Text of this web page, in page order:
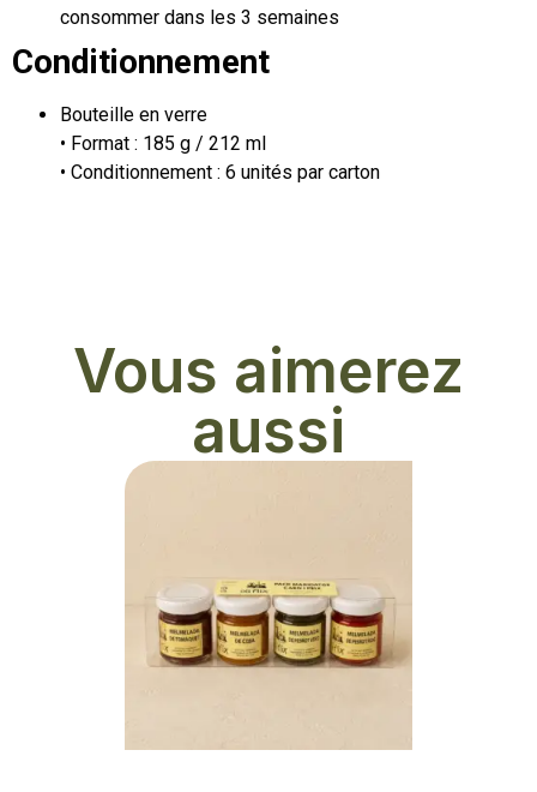
consommer dans les 3 semaines
Conditionnement
Bouteille en verre
• Format : 185 g / 212 ml
• Conditionnement : 6 unités par carton
Vous aimerez
aussi